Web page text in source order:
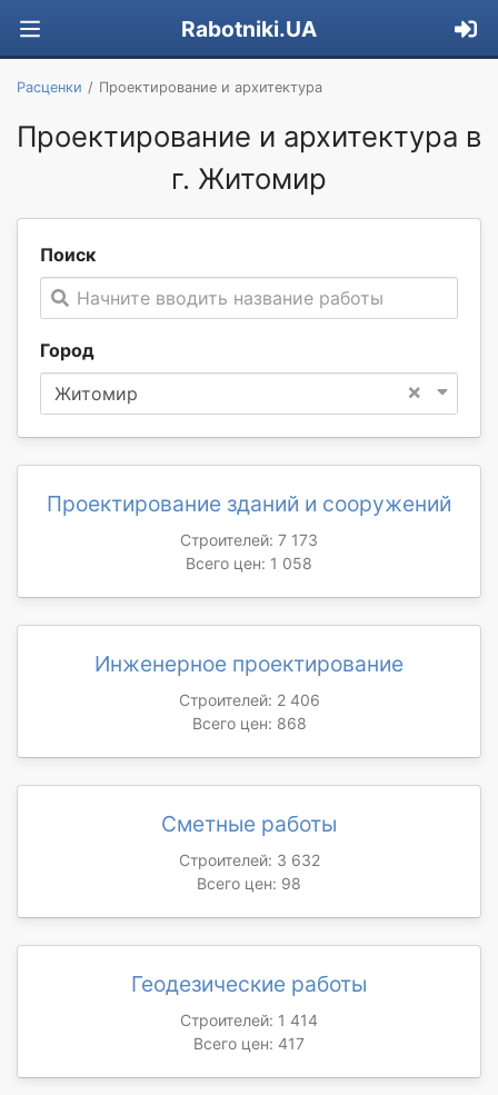
Rabotniki.UA
Расценки Проектирование и архитектура
Проектирование и архитектура в
г. Житомир
Поиск
Начните вводить название работы
Город
×
Житомир
Проектирование зданий и сооружений
Строителей: 7 173
Всего цен: 1 058
Инженерное проектирование
Строителей: 2 406
Всего цен: 868
Сметные работы
Строителей: 3 632
Всего цен: 98
Геодезические работы
Строителей: 1 414
Всего цен: 417